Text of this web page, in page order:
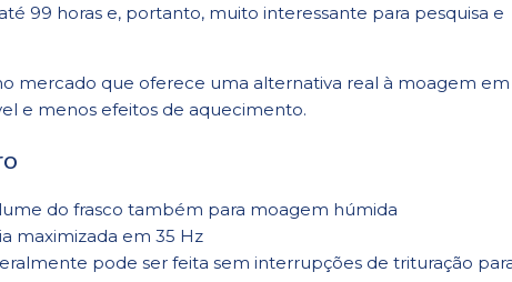
99 horas e, portanto, muito interessante para pesquisa e
mercado que oferece uma alternativa real à moagem
e menos efeitos de aquecimento.
do frasco também para moagem húmida
maximizada em 35 Hz
pode ser feita sem interrupções de trituração